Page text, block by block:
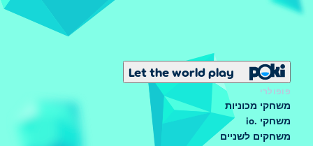
Let the world play
פופולרי
משחקי מכוניות
משחקי .io
משחקים לשניים